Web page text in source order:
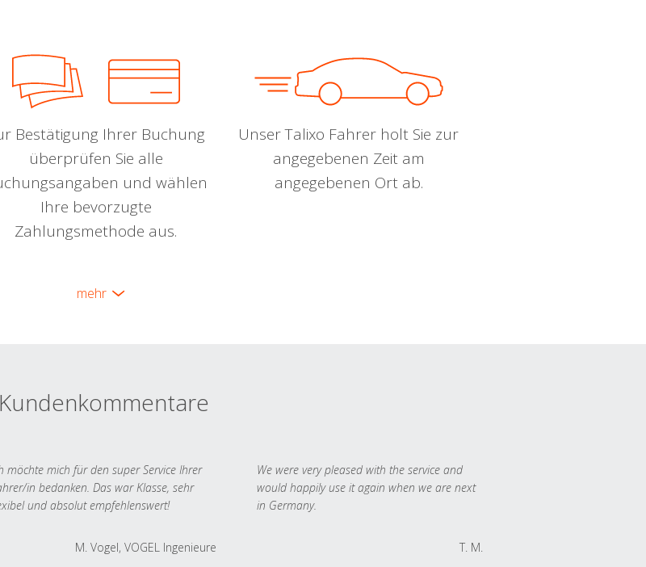
Bestätigung Ihrer Buchung
überprüfen Sie alle
und wählen
Ihre bevorzugte
Zahlungsmethode aus.
Unser Talixo Fahrer holt Sie zur
angegebenen Zeit am
angegebenen Ort ab.
mehr
Kundenkommentare
möchte mich für den super Service Ihrer
in bedanken. Das war Klasse, sehr
und absolut empfehlenswert!
M. Vogel, VOGEL Ingenieure
We were very pleased with the service and
would happily use it again when we are next
in Germany.
T. M.